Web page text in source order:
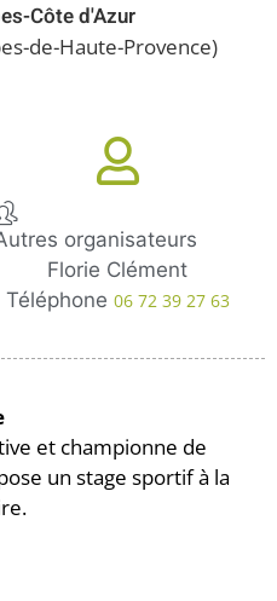
organisateurs
Florie Clément
Téléphone 06 72 39 27 63
et championne de
un stage sportif à la
Côte d'Azur
de-Haute-Provence)